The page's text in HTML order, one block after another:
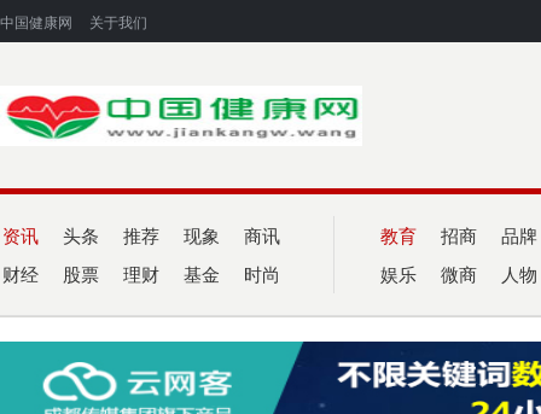
中国健康网 关于我们
资讯 头条 推荐 现象 商讯
财经 股票 理财 基金 时尚
教育 招商 品牌
娱乐 微商 人物